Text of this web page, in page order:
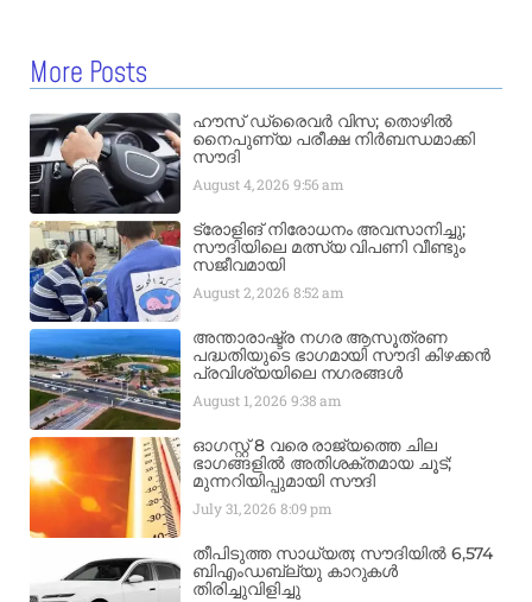
More Posts
ഹൗസ് ഡ്രൈവർ വിസ; തൊഴിൽ
നൈപുണ്യ പരീക്ഷ നിർബന്ധമാക്കി
സൗദി
August 4, 2026 9:56 am
ട്രോളിങ് നിരോധനം അവസാനിച്ചു;
സൗദിയിലെ മത്സ്യ വിപണി വീണ്ടും
സജീവമായി
August 2, 2026 8:52 am
അന്താരാഷ്ട്ര നഗര ആസൂത്രണ
പദ്ധതിയുടെ ഭാഗമായി സൗദി കിഴക്കൻ
പ്രവിശ്യയിലെ നഗരങ്ങൾ
August 1, 2026 9:38 am
ഓഗസ്റ്റ് 8 വരെ രാജ്യത്തെ ചില
ഭാഗങ്ങളിൽ അതിശക്തമായ ചൂട്;
മുന്നറിയിപ്പുമായി സൗദി
July 31, 2026 8:09 pm
തീപിടുത്ത സാധ്യത; സൗദിയിൽ 6,574
ബിഎംഡബ്ല്യു കാറുകൾ
തിരിച്ചുവിളിച്ചു